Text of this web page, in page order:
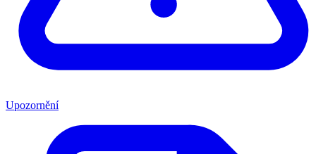
Upozornění